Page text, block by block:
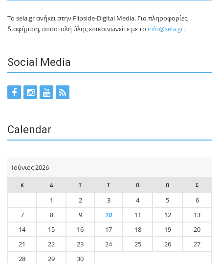
Το sela.gr ανήκει στην Flipside-Digital Media. Για πληροφορίες,
διαφήμιση, αποστολή ύλης επικοινωνείτε με το info@sela.gr.
Social Media
Calendar
Ιούνιος 2026
Κ Δ Τ Τ Π Π Σ
1 2 3 4 5
6
7
8 9 10 11 12
13
14
15 16 17 18 19
20
21
22 23 24 25 26
27
28
29 30